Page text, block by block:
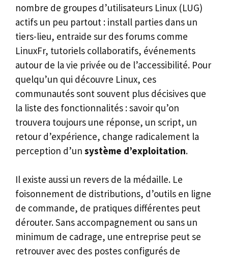
nombre de groupes d’utilisateurs Linux (LUG)
actifs un peu partout : install parties dans un
tiers-lieu, entraide sur des forums comme
LinuxFr, tutoriels collaboratifs, événements
autour de la vie privée ou de l’accessibilité. Pour
quelqu’un qui découvre Linux, ces
communautés sont souvent plus décisives que
la liste des fonctionnalités : savoir qu’on
trouvera toujours une réponse, un script, un
retour d’expérience, change radicalement la
perception d’un système d’exploitation.
Il existe aussi un revers de la médaille. Le
foisonnement de distributions, d’outils en ligne
de commande, de pratiques différentes peut
dérouter. Sans accompagnement ou sans un
minimum de cadrage, une entreprise peut se
retrouver avec des postes configurés de